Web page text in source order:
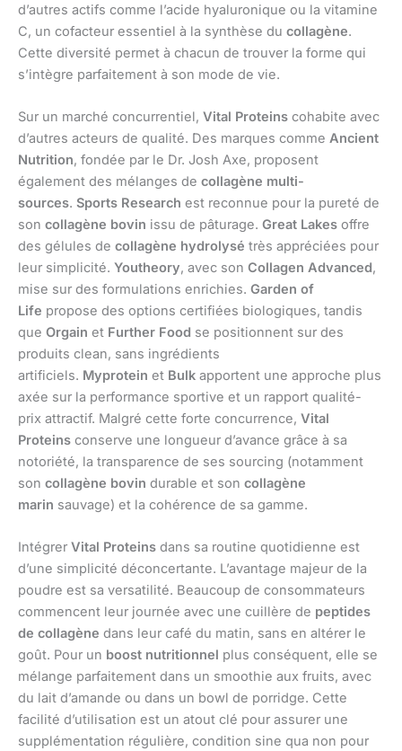
d’autres actifs comme l’acide hyaluronique ou la vitamine
C, un cofacteur essentiel à la synthèse du collagène.
Cette diversité permet à chacun de trouver la forme qui
s’intègre parfaitement à son mode de vie.
Sur un marché concurrentiel, Vital Proteins cohabite avec
d’autres acteurs de qualité. Des marques comme Ancient
Nutrition, fondée par le Dr. Josh Axe, proposent
également des mélanges de collagène multi-
sources. Sports Research est reconnue pour la pureté de
son collagène bovin issu de pâturage. Great Lakes offre
des gélules de collagène hydrolysé très appréciées pour
leur simplicité. Youtheory, avec son Collagen Advanced,
mise sur des formulations enrichies. Garden of
Life propose des options certifiées biologiques, tandis
que Orgain et Further Food se positionnent sur des
produits clean, sans ingrédients
artificiels. Myprotein et Bulk apportent une approche plus
axée sur la performance sportive et un rapport qualité-
prix attractif. Malgré cette forte concurrence, Vital
Proteins conserve une longueur d’avance grâce à sa
notoriété, la transparence de ses sourcing (notamment
son collagène bovin durable et son collagène
marin sauvage) et la cohérence de sa gamme.
Intégrer Vital Proteins dans sa routine quotidienne est
d’une simplicité déconcertante. L’avantage majeur de la
poudre est sa versatilité. Beaucoup de consommateurs
commencent leur journée avec une cuillère de peptides
de collagène dans leur café du matin, sans en altérer le
goût. Pour un boost nutritionnel plus conséquent, elle se
mélange parfaitement dans un smoothie aux fruits, avec
du lait d’amande ou dans un bowl de porridge. Cette
facilité d’utilisation est un atout clé pour assurer une
supplémentation régulière, condition sine qua non pour